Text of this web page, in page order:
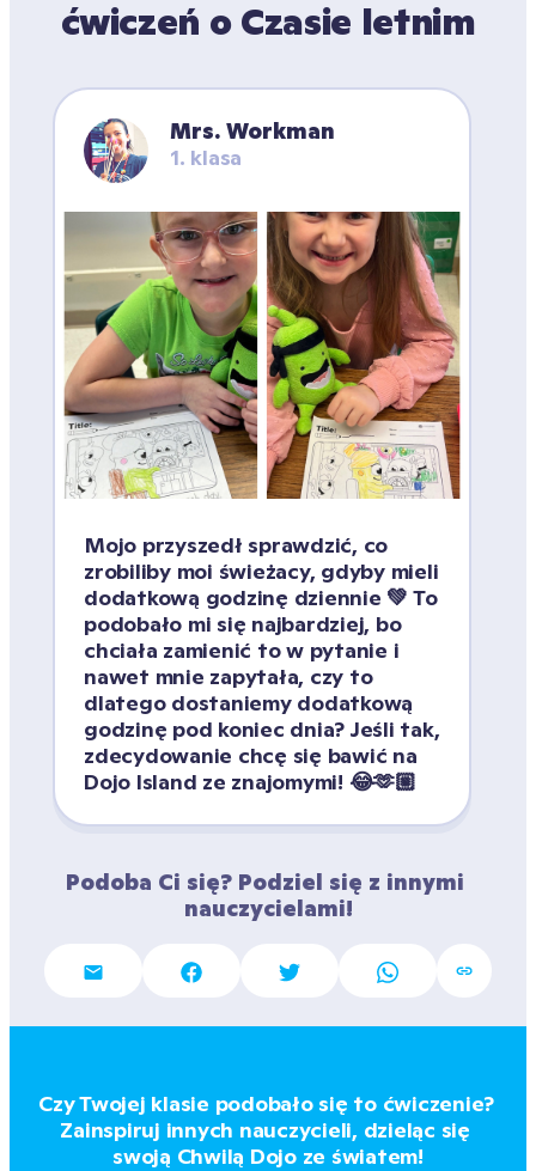
ćwiczeń o Czasie letnim
Mrs. Workman
1. klasa
Mojo przyszedł sprawdzić, co
zrobiliby moi świeżacy, gdyby mieli
dodatkową godzinę dziennie 💚 To
podobało mi się najbardziej, bo
chciała zamienić to w pytanie i
nawet mnie zapytała, czy to
dlatego dostaniemy dodatkową
godzinę pod koniec dnia? Jeśli tak,
zdecydowanie chcę się bawić na
Dojo Island ze znajomymi! 😂🫶🏼
Podoba Ci się? Podziel się z innymi
nauczycielami!
Czy Twojej klasie podobało się to ćwiczenie?
Zainspiruj innych nauczycieli, dzieląc się
swoją Chwilą Dojo ze światem!